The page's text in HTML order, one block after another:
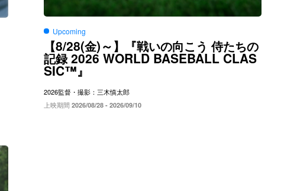
Upcoming
【8/28(金)～】『戦いの向こう 侍たちの
記録2026 WORLD BASEBALL CLAS
SIC™』
2026監督・撮影：三木慎太郎
上映期間 2026/08/28 - 2026/09/10